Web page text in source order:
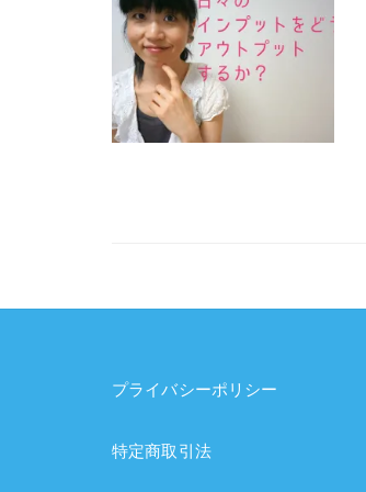
プライバシーポリシー
特定商取引法